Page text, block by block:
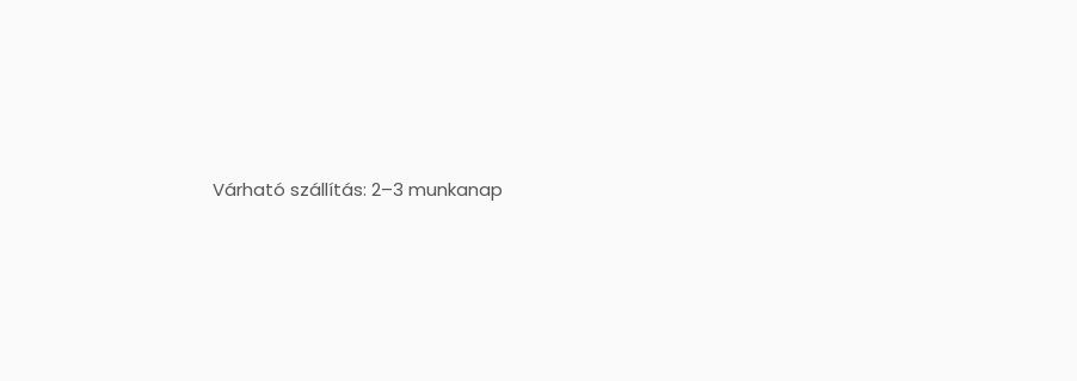
Várható szállítás: 2–3 munkanap